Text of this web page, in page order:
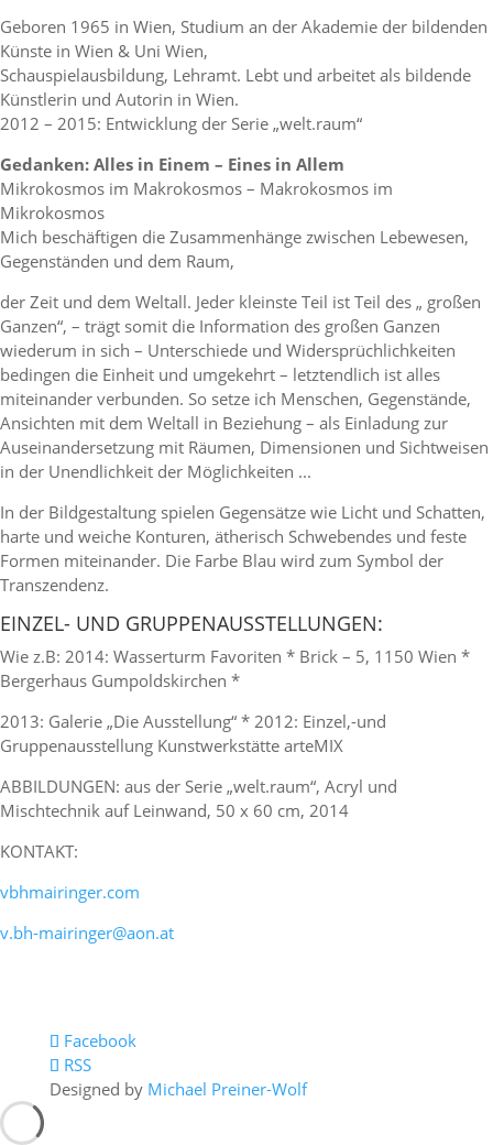
Geboren 1965 in Wien, Studium an der Akademie der bildenden
Künste in Wien & Uni Wien,
Schauspielausbildung, Lehramt. Lebt und arbeitet als bildende
Künstlerin und Autorin in Wien.
2012 – 2015: Entwicklung der Serie „welt.raum“
Gedanken: Alles in Einem – Eines in Allem
Mikrokosmos im Makrokosmos – Makrokosmos im
Mikrokosmos
Mich beschäftigen die Zusammenhänge zwischen Lebewesen,
Gegenständen und dem Raum,
der Zeit und dem Weltall. Jeder kleinste Teil ist Teil des „ großen
Ganzen“, – trägt somit die Information des großen Ganzen
wiederum in sich – Unterschiede und Widersprüchlichkeiten
bedingen die Einheit und umgekehrt – letztendlich ist alles
miteinander verbunden. So setze ich Menschen, Gegenstände,
Ansichten mit dem Weltall in Beziehung – als Einladung zur
Auseinandersetzung mit Räumen, Dimensionen und Sichtweisen
in der Unendlichkeit der Möglichkeiten ...
In der Bildgestaltung spielen Gegensätze wie Licht und Schatten,
harte und weiche Konturen, ätherisch Schwebendes und feste
Formen miteinander. Die Farbe Blau wird zum Symbol der
Transzendenz.
EINZEL- UND GRUPPENAUSSTELLUNGEN:
Wie z.B: 2014: Wasserturm Favoriten * Brick – 5, 1150 Wien *
Bergerhaus Gumpoldskirchen *
2013: Galerie „Die Ausstellung“ * 2012: Einzel,-und
Gruppenausstellung Kunstwerkstätte arteMIX
ABBILDUNGEN: aus der Serie „welt.raum“, Acryl und
Mischtechnik auf Leinwand, 50 x 60 cm, 2014
KONTAKT:
vbhmairinger.com
v.bh-mairinger@aon.at
Facebook
RSS
Designed by Michael Preiner-Wolf